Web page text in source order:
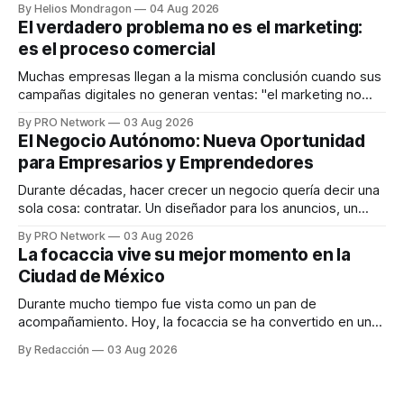
dispositivos inteligentes, inteligencia artificial y monitoreo
en tiempo real para ayudar a las personas a tomar mejores
decisiones sobre su salud metabólica. Su propuesta busca
responder
By Helios Mondragon 04 Aug 2026
El verdadero problema no es el marketing:
es el proceso comercial
Muchas empresas llegan a la misma conclusión cuando sus
campañas digitales no generan ventas: "el marketing no
INTERIUS, el problema suele estar en otro lugar. Durante
una entrevista para el podcast SER PRO, el especialista en
marketing digital explicó que
By PRO Network 03 Aug 2026
El Negocio Autónomo: Nueva Oportunidad
para Empresarios y Emprendedores
Durante décadas, hacer crecer un negocio quería decir una
sola cosa: contratar. Un diseñador para los anuncios, un
para los textos, alguien que supiera de publicidad digital
para encontrar prospectos, un vendedor para atender
llamadas y mensajes, y —con suerte— una persona
By PRO Network 03 Aug 2026
La focaccia vive su mejor momento en la
Ciudad de México
Durante mucho tiempo fue vista como un pan de
acompañamiento. Hoy, la focaccia se ha convertido en uno
artesanal, ingredientes de calidad y experiencias que
By Redacción 03 Aug 2026